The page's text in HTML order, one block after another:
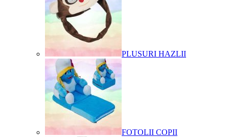
PLUSURI HAZLII
FOTOLII COPII